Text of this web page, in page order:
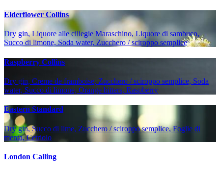
Elderflower Collins
Dry gin, Liquore alle ciliegie Maraschino, Liquore di sambuco,
Succo di limone, Soda water, Zucchero / sciroppo semplice
Raspberry Collins
Dry gin, Creme de framboise, Zucchero / sciroppo semplice, Soda
water, Succo di limone, Orange bitters, Raspberry
Eastern Standard
Dry gin, Succo di lime, Zucchero / sciroppo semplice, Foglie di
menta, Cetriolo
London Calling